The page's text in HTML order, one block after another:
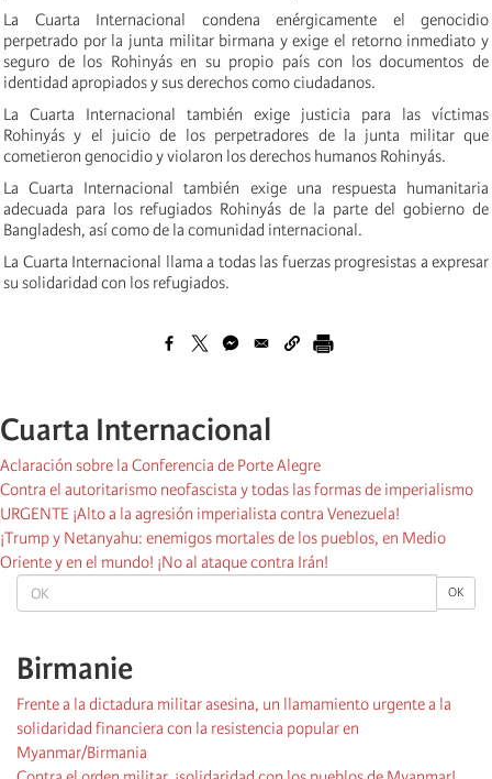
OK OK
Birmanie
Frente a la dictadura militar asesina, un llamamiento urgente a la
solidaridad financiera con la resistencia popular en
Myanmar/Birmania
La Cuarta Internacional condena enérgicamente el genocidio
perpetrado por la junta militar birmana y exige el retorno inmediato y
seguro de los Rohinyás en su propio país con los documentos de
identidad apropiados y sus derechos como ciudadanos.
La Cuarta Internacional también exige justicia para las víctimas
Rohinyás y el juicio de los perpetradores de la junta militar que
cometieron genocidio y violaron los derechos humanos Rohinyás.
La Cuarta Internacional también exige una respuesta humanitaria
adecuada para los refugiados Rohinyás de la parte del gobierno de
Bangladesh, así como de la comunidad internacional.
La Cuarta Internacional llama a todas las fuerzas progresistas a expresar
su solidaridad con los refugiados.
Cuarta Internacional
Aclaración sobre la Conferencia de Porte Alegre
Contra el autoritarismo neofascista y todas las formas de imperialismo
URGENTE ¡Alto a la agresión imperialista contra Venezuela!
¡Trump y Netanyahu: enemigos mortales de los pueblos, en Medio
Oriente y en el mundo! ¡No al ataque contra Irán!